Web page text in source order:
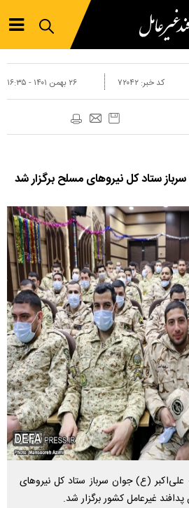
۲۶ بهمن ۱۴۰۱ - ۱۶:۳۵ کد خبر: ۷۲۰۴۲
ستاد کل نیرو‌های مسلح برگزار شد
(ع) جوان سرباز ستاد کل نیرو‌های
غیرعامل کشور برگزار شد.